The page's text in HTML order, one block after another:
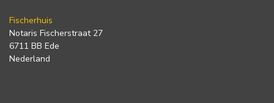
Fischerhuis
Notaris Fischerstraat 27
6711 BB Ede
Nederland